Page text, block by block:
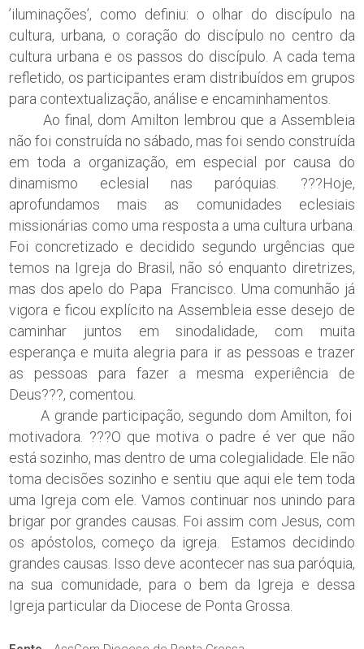
’iluminações’, como definiu: o olhar do discípulo na
cultura, urbana, o coração do discípulo no centro da
cultura urbana e os passos do discípulo. A cada tema
refletido, os participantes eram distribuídos em grupos
para contextualização, análise e encaminhamentos.
Ao final, dom Amilton lembrou que a Assembleia
não foi construída no sábado, mas foi sendo construída
em toda a organização, em especial por causa do
dinamismo eclesial nas paróquias. ???Hoje,
aprofundamos mais as comunidades eclesiais
missionárias como uma resposta a uma cultura urbana.
Foi concretizado e decidido segundo urgências que
temos na Igreja do Brasil, não só enquanto diretrizes,
mas dos apelo do Papa Francisco. Uma comunhão já
vigora e ficou explícito na Assembleia esse desejo de
caminhar juntos em sinodalidade, com muita
esperança e muita alegria para ir as pessoas e trazer
as pessoas para fazer a mesma experiência de
Deus???, comentou.
A grande participação, segundo dom Amilton, foi
motivadora. ???O que motiva o padre é ver que não
está sozinho, mas dentro de uma colegialidade. Ele não
toma decisões sozinho e sentiu que aqui ele tem toda
uma Igreja com ele. Vamos continuar nos unindo para
brigar por grandes causas. Foi assim com Jesus, com
os apóstolos, começo da igreja. Estamos decidindo
grandes causas. Isso deve acontecer nas sua paróquia,
na sua comunidade, para o bem da Igreja e dessa
Igreja particular da Diocese de Ponta Grossa.